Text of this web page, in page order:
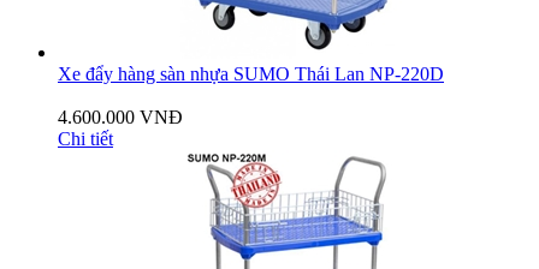
Xe đẩy hàng sàn nhựa SUMO Thái Lan NP-220D
4.600.000 VNĐ
Chi tiết